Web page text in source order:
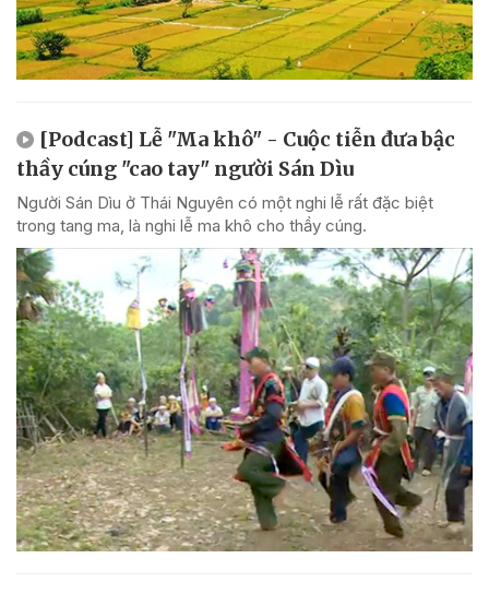
[Podcast] Lễ "Ma khô" - Cuộc tiễn đưa bậc
thầy cúng "cao tay" người Sán Dìu
Người Sán Dìu ở Thái Nguyên có một nghi lễ rất đặc biệt
trong tang ma, là nghi lễ ma khô cho thầy cúng.